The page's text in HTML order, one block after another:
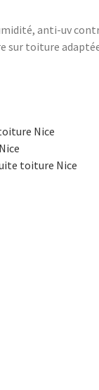
anti-uv
sur toiture
Nice
toiture Nice